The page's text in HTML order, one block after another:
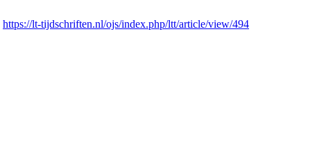
https://lt-tijdschriften.nl/ojs/index.php/ltt/article/view/494